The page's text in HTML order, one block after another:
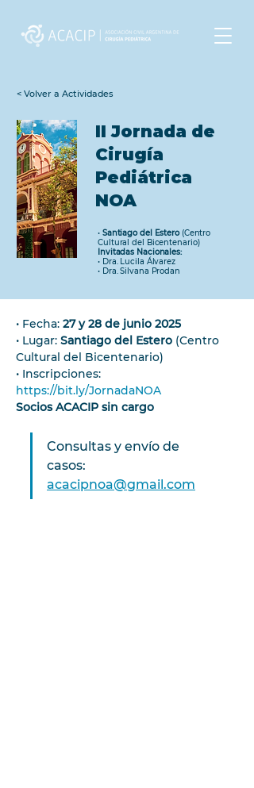
< Volver a Actividades
II Jornada de
Cirugía
Pediátrica
NOA
• Santiago del Estero(Centro
Cultural del Bicentenario)
Invitadas Nacionales:
• Dra. Lucila Álvarez
• Dra. Silvana Prodan
• Fecha: 27 y 28 de junio 2025
• Lugar: Santiago del Estero (Centro
Cultural del Bicentenario)
• Inscripciones:
https://bit.ly/JornadaNOA
Socios ACACIP sin cargo
Consultas y envío de
casos:
acacipnoa@gmail.com